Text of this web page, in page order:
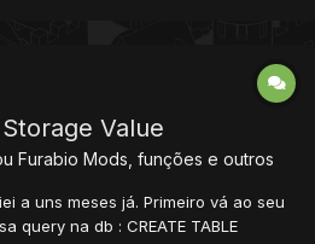
Value
Furabio Mods, funções e outros
a uns meses já. Primeiro vá ao seu
query na db : CREATE TABLE